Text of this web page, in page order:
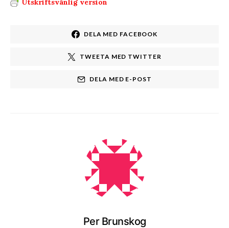
Utskriftsvänlig version
DELA MED FACEBOOK
TWEETA MED TWITTER
DELA MED E-POST
Per Brunskog